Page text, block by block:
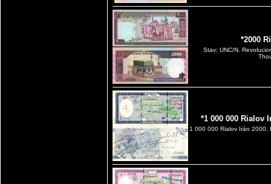
*2000
Stav: UNC/N.
*1 000 000 Rialov
1 000 000 Rialov Irán 2000,